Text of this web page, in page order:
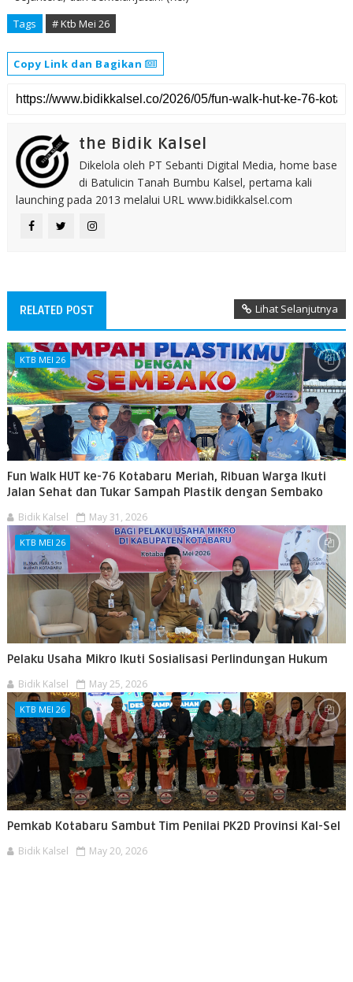
Tags # Ktb Mei 26
Copy Link dan Bagikan
the Bidik Kalsel
Dikelola oleh PT Sebanti Digital Media, home base
di Batulicin Tanah Bumbu Kalsel, pertama kali
launching pada 2013 melalui URL www.bidikkalsel.com
RELATED POST Lihat Selanjutnya
KTB MEI 26
Fun Walk HUT ke-76 Kotabaru Meriah, Ribuan Warga Ikuti
Jalan Sehat dan Tukar Sampah Plastik dengan Sembako
Bidik Kalsel May 31, 2026
KTB MEI 26
Pelaku Usaha Mikro Ikuti Sosialisasi Perlindungan Hukum
Bidik Kalsel May 25, 2026
KTB MEI 26
Pemkab Kotabaru Sambut Tim Penilai PK2D Provinsi Kal-Sel
Bidik Kalsel May 20, 2026